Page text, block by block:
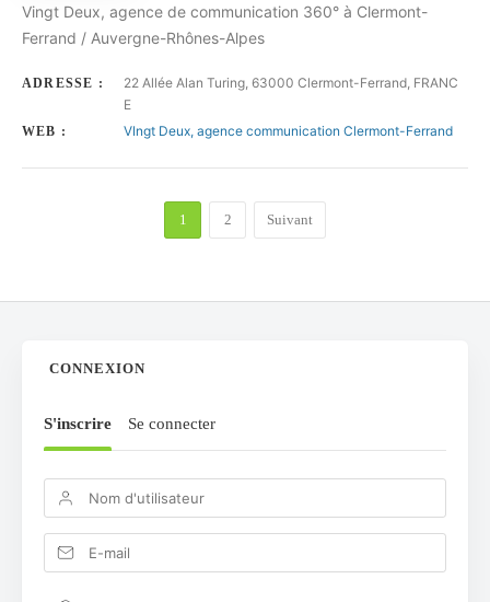
Vingt Deux, agence de communication 360° à Clermont-
Ferrand / Auvergne-Rhônes-Alpes
ADRESSE :
22 Allée Alan Turing, 63000 Clermont-Ferrand, FRANC
E
WEB : VIngt Deux, agence communication Clermont-Ferrand
1 2 Suivant
CONNEXION
S'inscrire Se connecter